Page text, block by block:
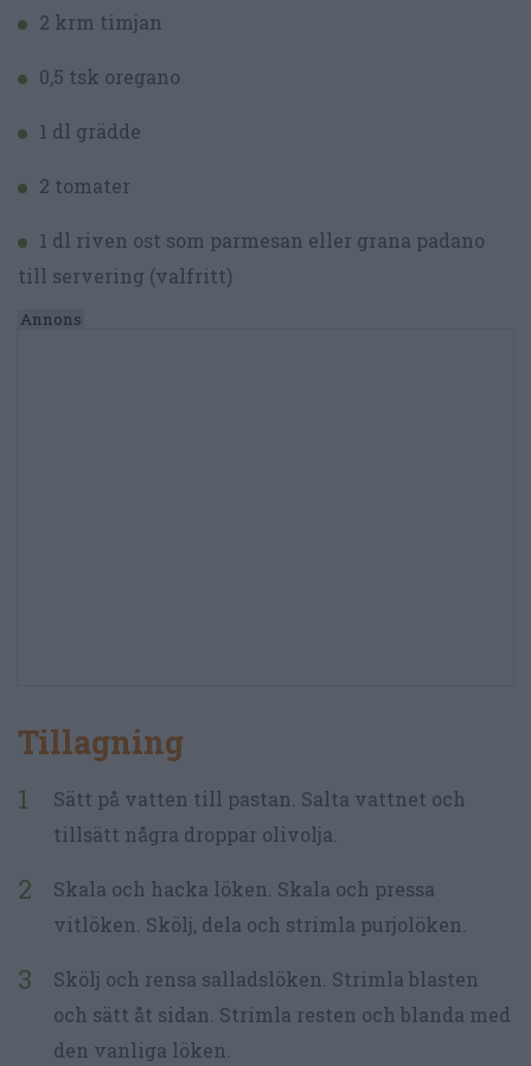
2 krm timjan
0,5 tsk oregano
1 dl grädde
2 tomater
1 dl riven ost som parmesan eller grana padano
till servering (valfritt)
Tillagning
Sätt på vatten till pastan. Salta vattnet och
tillsätt några droppar olivolja.
Skala och hacka löken. Skala och pressa
vitlöken. Skölj, dela och strimla purjolöken.
Skölj och rensa salladslöken. Strimla blasten
och sätt åt sidan. Strimla resten och blanda med
den vanliga löken.